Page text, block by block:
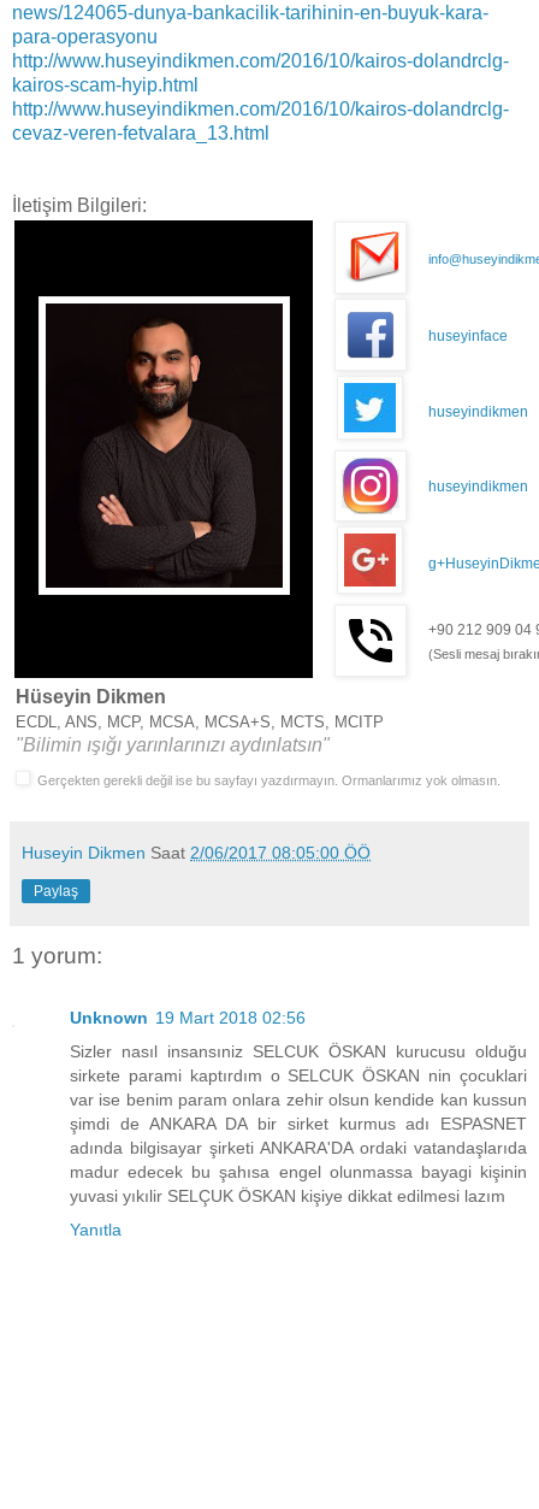
news/124065-dunya-bankacilik-tarihinin-en-buyuk-kara-
para-operasyonu
http://www.huseyindikmen.com/2016/10/kairos-dolandrclg-
kairos-scam-hyip.html
http://www.huseyindikmen.com/2016/10/kairos-dolandrclg-
cevaz-veren-fetvalara_13.html
İletişim Bilgileri:
huseyinface
huseyindikmen
huseyindikmen
+90 212 909 04
(Sesli mesaj
Hüseyin Dikmen
ECDL, ANS, MCP, MCSA, MCSA+S, MCTS, MCITP
"Bilimin ışığı yarınlarınızı aydınlatsın"
Gerçekten gerekli değil ise bu sayfayı yazdırmayın. Ormanlarımız yok olmasın.
Huseyin Dikmen Saat 2/06/2017 08:05:00 ÖÖ
Paylaş
1 yorum:
Unknown 19 Mart 2018 02:56
Sizler nasıl insansıniz SELCUK ÖSKAN kurucusu olduğu
sirkete parami kaptırdım o SELCUK ÖSKAN nin çocuklari
var ise benim param onlara zehir olsun kendide kan kussun
şimdi de ANKARA DA bir sirket kurmus adı ESPASNET
adında bilgisayar şirketi ANKARA'DA ordaki vatandaşlarıda
madur edecek bu şahısa engel olunmassa bayagi kişinin
yuvasi yıkılir SELÇUK ÖSKAN kişiye dikkat edilmesi lazım
Yanıtla